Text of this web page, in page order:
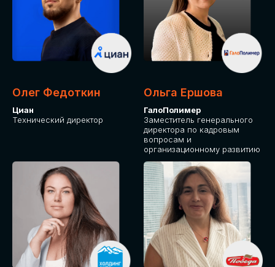
Олег Федоткин
Циан
Технический директор
Ольга Ершова
ГалоПолимер
Заместитель генерального
директора по кадровым
вопросам и
организационному развитию